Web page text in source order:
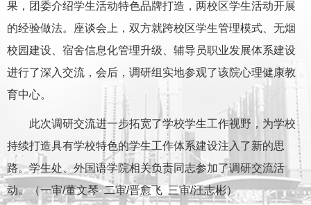
果，团委介绍学生活动特色品牌打造，两校区学生活动开展
的经验做法。座谈会上，双方就跨校区学生管理模式、无烟
校园建设、宿舍信息化管理升级、辅导员职业发展体系建设
进行了深入交流，会后，调研组实地参观了该院心理健康教
育中心。
此次调研交流进一步拓宽了学校学生工作视野，为学校
持续打造具有学校特色的学生工作体系建设注入了新的思
路。学生处、外国语学院相关负责同志参加了调研交流活
动。（一审/董文琴 二审/晋愈飞 三审/汪志彬）